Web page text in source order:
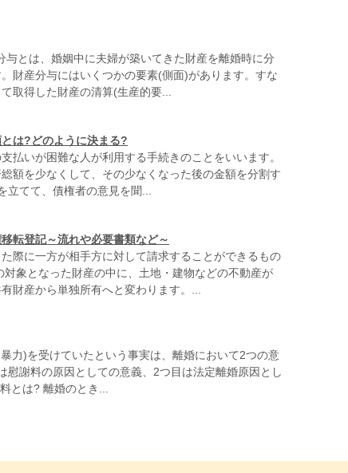
与とは、婚姻中に夫婦が築いてきた財産を離婚時に分
財産分与にはいくつかの要素(側面)があります。すな
取得した財産の清算(生産的要...
は?どのように決まる?
払いが困難な人が利用する手続きのことをいいます。
額を少なくして、その少なくなった後の金額を分割す
立てて、債権者の意見を聞...
転登記～流れや必要書類など～
際に一方が相手方に対して請求することができるもの
対象となった財産の中に、土地・建物などの不動産が
財産から単独所有へと変わります。...
力)を受けていたという事実は、離婚において2つの意
慰謝料の原因としての意義、2つ目は法定離婚原因とし
とは? 離婚のとき...